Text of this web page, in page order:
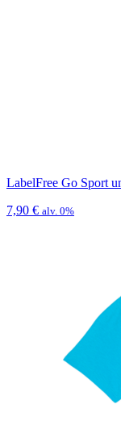
LabelFree Go Sport
7,90 € alv. 0%